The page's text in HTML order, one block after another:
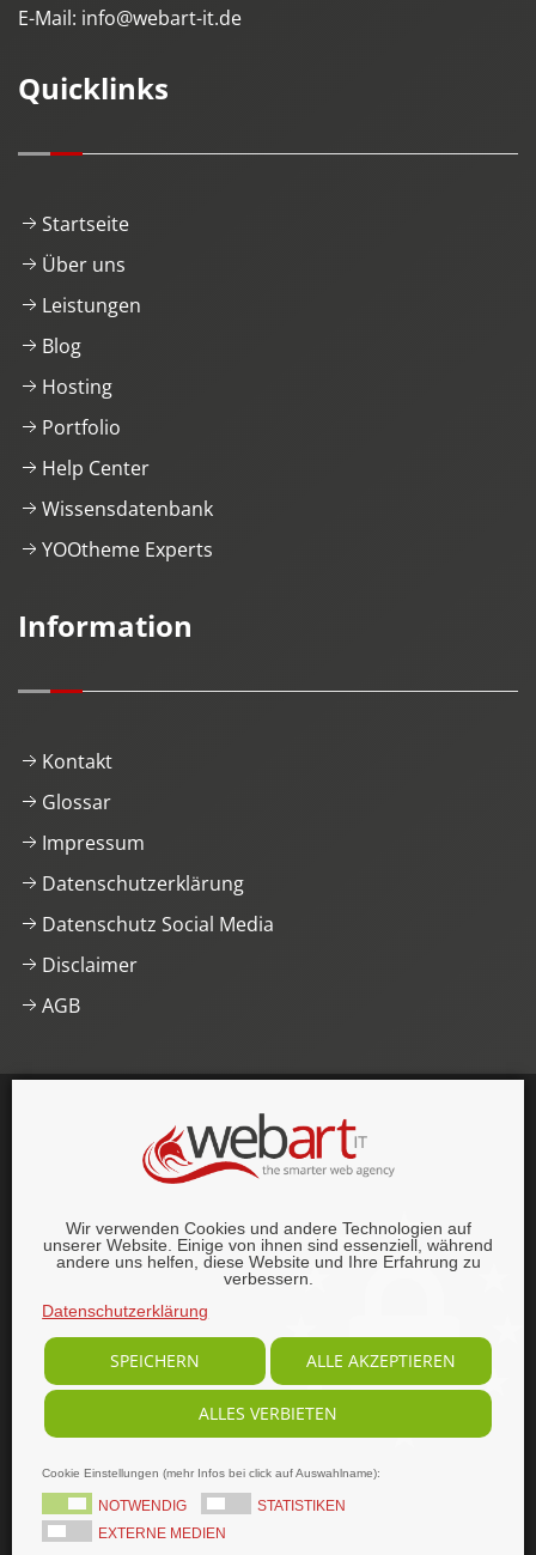
Wir verwenden Cookies und andere Technologien auf
unserer Website. Einige von ihnen sind essenziell, während
andere uns helfen, diese Website und Ihre Erfahrung zu
verbessern.
Datenschutzerklärung
SPEICHERN ALLE AKZEPTIEREN
ALLES VERBIETEN
Cookie Einstellungen (mehr Infos bei click auf Auswahlname):
NOTWENDIG
STATISTIKEN
EXTERNE MEDIEN
E-Mail: info@webart-it.de
Quicklinks
Startseite
Über uns
Leistungen
Blog
Hosting
Portfolio
Help Center
Wissensdatenbank
YOOtheme Experts
Information
Kontakt
Glossar
Impressum
Datenschutzerklärung
Datenschutz Social Media
Disclaimer
AGB
This website was proudly built with , lots of
CSS3.
Alle Rechte vorbehalten.